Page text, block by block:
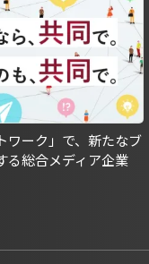
ワーク」で、新たなブ
る総合メディア企業